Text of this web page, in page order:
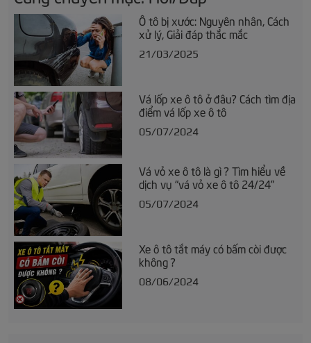
Ô tô bị xước: Nguyên nhân, Cách
xử lý, Giải đáp thắc mắc
21/03/2025
Vá lốp xe ô tô ở đâu? Cách tìm địa
điểm vá lốp xe ô tô
05/07/2024
Vá vỏ xe ô tô là gì ? Tìm hiểu về
dịch vụ “vá vỏ xe ô tô 24/24”
05/07/2024
Xe ô tô tắt máy có bấm còi được
không ?
08/06/2024